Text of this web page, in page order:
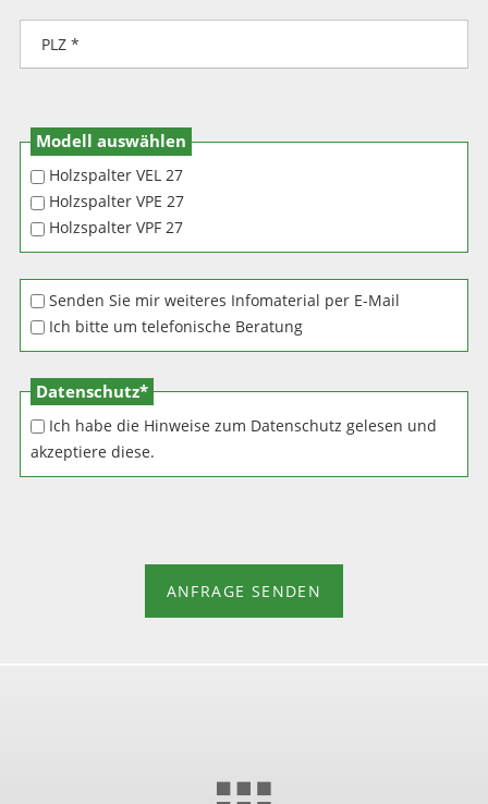
Modell auswählen
Holzspalter VEL 27
Holzspalter VPE 27
Holzspalter VPF 27
Senden Sie mir weiteres Infomaterial per E-Mail
Ich bitte um telefonische Beratung
Pflichtfeld
Datenschutz*
Ich habe die Hinweise zum Datenschutz gelesen und
akzeptiere diese.
ANFRAGE SENDEN